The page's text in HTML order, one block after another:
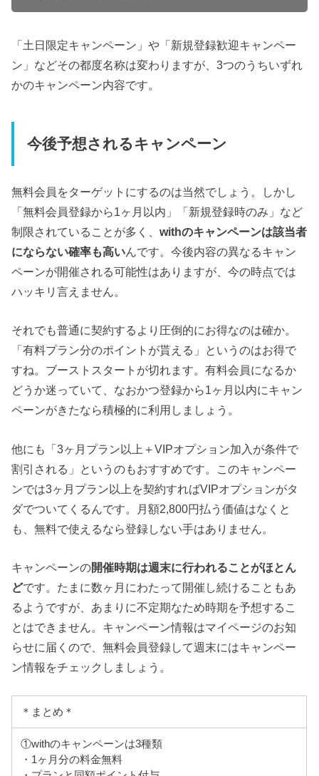
「土日限定キャンペーン」や「新規登録歓迎キャンペー
ン」などその都度名称は変わりますが、3つのうちいずれ
かのキャンペーン内容です。
今後予想されるキャンペーン
無料会員をターゲットにするのは当然でしょう。しかし
「無料会員登録から1ヶ月以内」「新規登録時のみ」など
制限されていることが多く、withのキャンペーンは該当者
にならない確率も高いんです。今後内容の異なるキャン
ペーンが開催される可能性はありますが、今の時点では
ハッキリ言えません。
それでも普通に契約するより圧倒的にお得なのは確か。
「有料プラン分のポイントが貰える」というのはお得で
すね。ブーストスタートが切れます。有料会員になるか
どうか迷っていて、なおかつ登録から1ヶ月以内にキャン
ペーンがきたなら積極的に利用しましょう。
他にも「3ヶ月プラン以上＋VIPオプション加入が条件で
割引される」というのもおすすめです。このキャンペー
ンでは3ヶ月プラン以上を契約すればVIPオプションがタ
ダでついてくるんです。月額2,800円払う価値はなくと
も、無料で使えるなら登録しない手はありません。
キャンペーンの開催時期は週末に行われることがほとん
どです。たまに数ヶ月にわたって開催し続けることもあ
るようですが、あまりに不定期なため時期を予想するこ
とはできません。キャンペーン情報はマイページのお知
らせに届くので、無料会員登録して週末にはキャンペー
ン情報をチェックしましょう。
＊まとめ＊
①withのキャンペーンは3種類
・1ヶ月分の料金無料